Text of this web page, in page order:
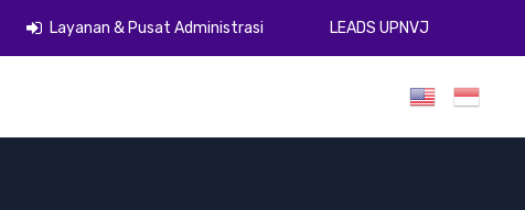
Layanan & Pusat Administrasi LEADS UPNVJ